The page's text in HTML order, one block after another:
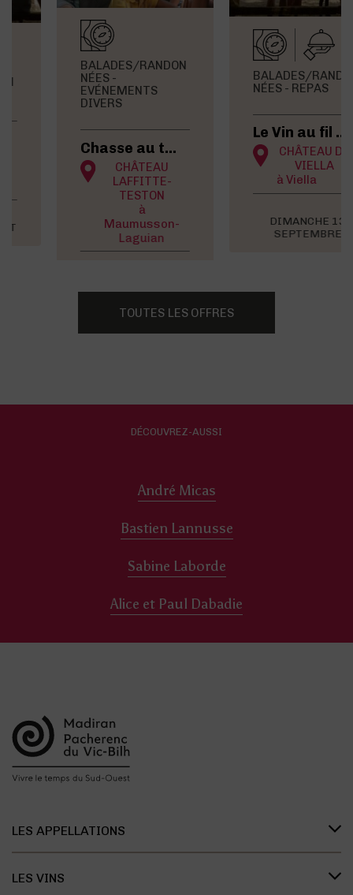
BALADES/RANDON
EVÉNEMENTS
Chasse au trésor
CHÂTEAU
LAFFITTE-
TESTON
Maumusson-
Laguian
BALADES/RANDON
NÉES - REPAS
Le Vin au fil des Sens
CHÂTEAU DE
VIELLA
DIMANCHE 13
SEPTEMBRE
TOUTES LES OFFRES
DÉCOUVREZ-AUSSI
André Micas
Bastien Lannusse
Sabine Laborde
Alice et Paul Dabadie
LES APPELLATIONS
LES VINS